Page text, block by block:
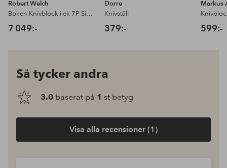
Robert Welch
Boken Knivblock i ek 7P Signature
7 049:-
Dorre
Knivställ
379:-
Markus
599:-
Så tycker andra
3.0 baserat på 1 st betyg
Visa alla recensioner (1)